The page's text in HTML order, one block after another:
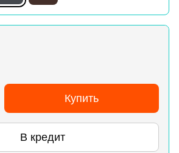
Купить
В кредит